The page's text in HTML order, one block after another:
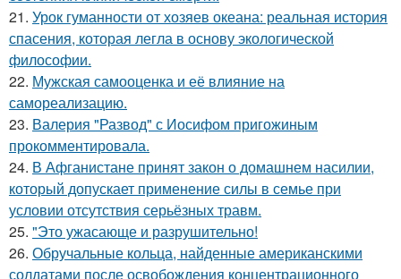
21. Урок гуманности от хозяев океана: реальная история
спасения, которая легла в основу экологической
философии.
22. Мужская самооценка и её влияние на
самореализацию.
23. Валерия "Развод" с Иосифом пригожиным
прокомментировала.
24. В Афганистане принят закон о домашнем насилии,
который допускает применение силы в семье при
условии отсутствия серьёзных травм.
25. "Это ужасающе и разрушительно!
26. Обручальные кольца, найденные американскими
солдатами после освобождения концентрационного